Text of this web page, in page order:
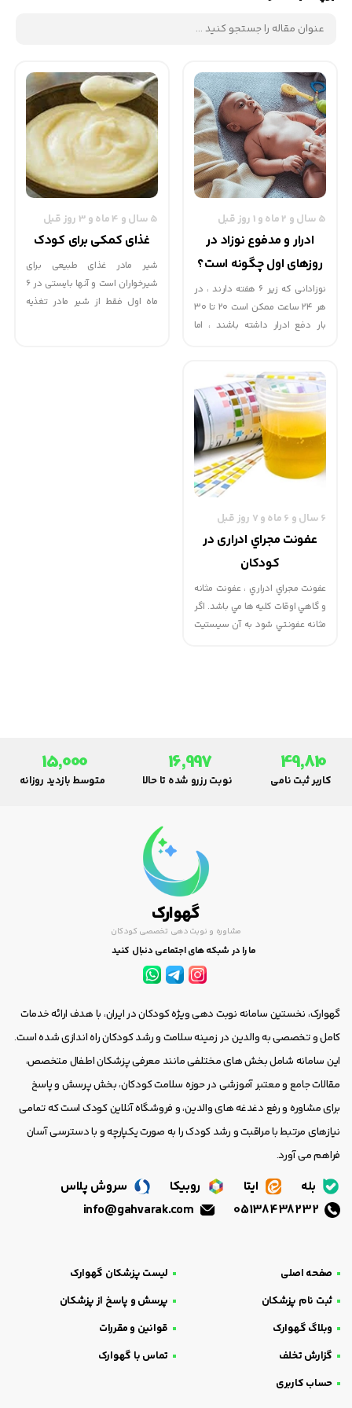
5 سال و 2 ماه و 1 روز قبل
ادرار و مدفوع نوزاد در
روزهای اول چگونه است؟
نوزادانی که زیر ۶ هفته دارند ، در
هر ۲۴ ساعت ممکن است ۲۰ تا ۳۰
بار دفع ادرار داشته باشند ، اما
پوشک نوزاد خشک باشد ، جای
نگرانی است.
5 سال و 4 ماه و 3 روز قبل
غذای کمکی برای کودک
شیر مادر غذای طبیعی برای
شیرخواران است و آنها بایستی در 6
ماه اول فقط از شیر مادر تغذیه
6 سال و 6 ماه و 7 روز قبل
عفونت مجراي ادراری در
کودکان
عفونت مجراي ادراري ، عفونت مثانه
و گاهي اوقات كليه ها مي باشد. اگر
مثانه عفونتي شود به آن سيستيت
49,810
کاربر ثبت نامی
16,997
نوبت رزرو شده تا حالا
15,000
متوسط بازدید روزانه
گهوارک
مشاوره و نوبت دهی تخصصی کودکان
ما را در شبکه های اجتماعی دنبال کنید
گهوارک، نخستین سامانه نوبت دهی ویژه کودکان در ایران، با هدف ارائه خدمات
کامل و تخصصی به والدین در زمینه سلامت و رشد کودکان راه اندازی شده است.
این سامانه شامل بخش های مختلفی مانند معرفی پزشکان اطفال متخصص،
مقالات جامع و معتبر آموزشی در حوزه سلامت کودکان، بخش پرسش و پاسخ
برای مشاوره و رفع دغدغه های والدین، و فروشگاه آنلاین کودک است که تمامی
نیازهای مرتبط با مراقبت و رشد کودک را به صورت یکپارچه و با دسترسی آسان
فراهم می آورد.
بله ایتا روبیکا
سروش پلاس
صفحه اصلی
لیست پزشکان گهوارک
ثبت نام پزشکان
پرسش و پاسخ از پزشکان
وبلاگ گهوارک
قوانین و مقررات
گزارش تخلف
تماس با گهوارک
حساب کاربری